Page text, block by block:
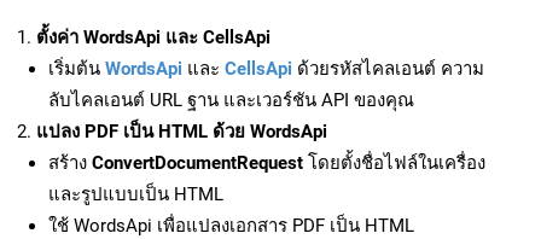
ตั้งค่า WordsApi และ CellsApi
เริ่มต้น WordsApi และ CellsApi ด้วยรหัสไคลเอนต์ ความ
ลับไคลเอนต์ URL ฐาน และเวอร์ชัน API ของคุณ
แปลง PDF เป็น HTML ด้วย WordsApi
สร้าง ConvertDocumentRequest โดยตั้งชื่อไฟล์ในเครื่อง
และรูปแบบเป็น HTML
ใช้ WordsApi เพื่อแปลงเอกสาร PDF เป็น HTML